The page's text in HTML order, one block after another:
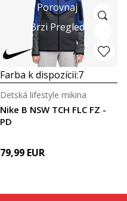
Porovnaj
Brzi Pregled
Farba k dispozícii:7
Nike B NSW TCH FLC FZ -
PD
Detská lifestyle mikina
79,99 EUR